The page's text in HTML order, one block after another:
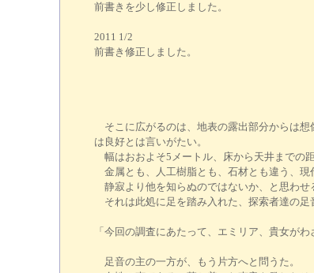
前書きを少し修正しました。
2011 1/2
前書き修正しました。
そこに広がるのは、地表の露出部分からは想
は良好とは言いがたい。
幅はおおよそ5メートル、床から天井までの
金属とも、人工樹脂とも、石材とも違う、現
静寂より他を知らぬのではないか、と思わせ
それは此処に足を踏み入れた、探索者達の足
「今回の調査にあたって、エミリア、貴女が
足音の主の一方が、もう片方へと問うた。